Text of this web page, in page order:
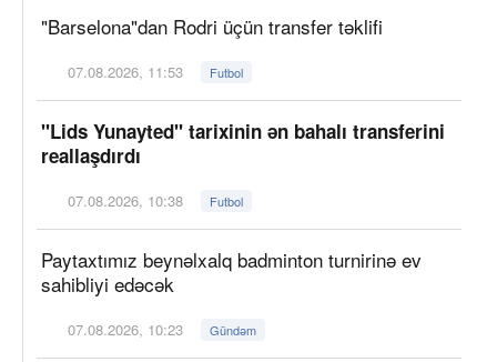
"Barselona"dan Rodri üçün transfer təklifi
07.08.2026, 11:53 Futbol
"Lids Yunayted" tarixinin ən bahalı transferini
reallaşdırdı
07.08.2026, 10:38 Futbol
Paytaxtımız beynəlxalq badminton turnirinə ev
sahibliyi edəcək
07.08.2026, 10:23 Gündəm